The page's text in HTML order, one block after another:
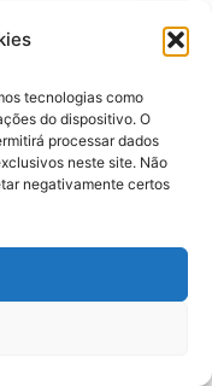
tecnologias como
do dispositivo. O
processar dados
neste site. Não
negativamente certos
com NIS
Família